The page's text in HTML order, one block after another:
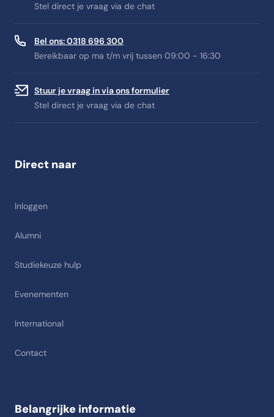
Stel direct je vraag via de chat
Bel ons: 0318 696 300
Bereikbaar op ma t/m vrij tussen 09:00 - 16:30
Stuur je vraag in via ons formulier
Stel direct je vraag via de chat
Direct naar
Inloggen
Alumni
Studiekeuze hulp
Evenementen
International
Contact
Belangrijke informatie